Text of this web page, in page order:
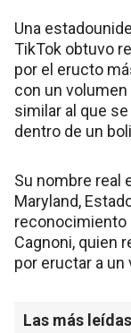
Una
TikTok obtuvo
por el eructo
con un
similar al que
dentro de un
Su nombre real
Maryland,
reconocimiento
Cagnoni, quien
por eructar a
Las más leídas